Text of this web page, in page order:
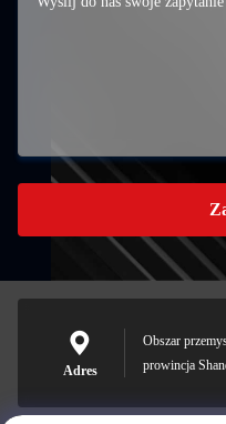
Adres
Obszar
prowincja